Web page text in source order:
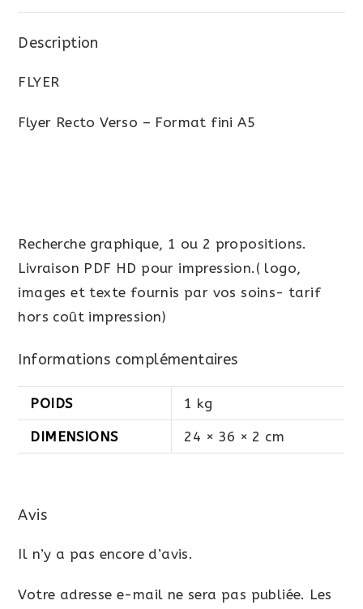
Description
FLYER
Flyer Recto Verso – Format fini A5
Recherche graphique, 1 ou 2 propositions.
Livraison PDF HD pour impression.( logo,
images et texte fournis par vos soins- tarif
hors coût impression)
Informations complémentaires
POIDS 1 kg
DIMENSIONS 24 × 36 × 2 cm
Avis
Il n’y a pas encore d’avis.
Votre adresse e-mail ne sera pas publiée. Les